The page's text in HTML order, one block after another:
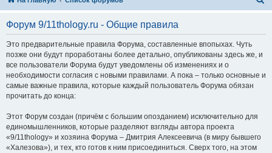
Форум 9/11thology.ru - Общие правила
Это предварительные правила Форума, составленные впопыхах. Чуть
позже они будут проработаны более детально, опубликованы здесь же, и
все пользователи Форума будут уведомлены об изменениях и о
необходимости согласия с новыми правилами. А пока – только основные и
самые важные правила, которые каждый пользователь Форума обязан
прочитать до конца:
Этот Форум создан (причём с большим опозданием) исключительно для
единомышленников, которые разделяют взгляды автора проекта
«9/11thology» и хозяина Форума – Дмитрия Алексеевича (в миру бывшего
«Халезова»), и тех, кто готов к ним присоединиться. Сверх того, на этом